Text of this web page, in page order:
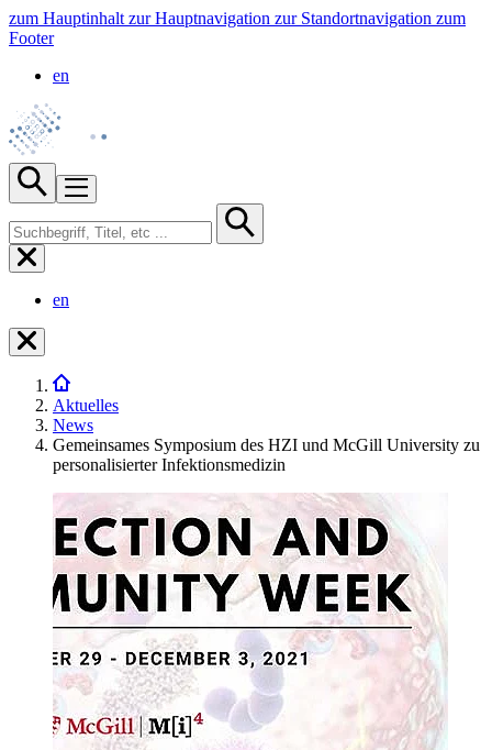
zum Hauptinhalt zur Hauptnavigation zur Standortnavigation zum
Footer
en
en
Aktuelles
News
Gemeinsames Symposium des HZI und McGill University zu
personalisierter Infektionsmedizin